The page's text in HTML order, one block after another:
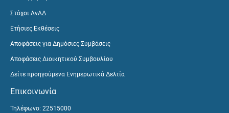
Στόχοι ΑνΑΔ
Ετήσιες Εκθέσεις
Αποφάσεις για Δημόσιες Συμβάσεις
Αποφάσεις Διοικητικού Συμβουλίου
Δείτε προηγούμενα Ενημερωτικά Δελτία
Επικοινωνία
Τηλέφωνο: 22515000